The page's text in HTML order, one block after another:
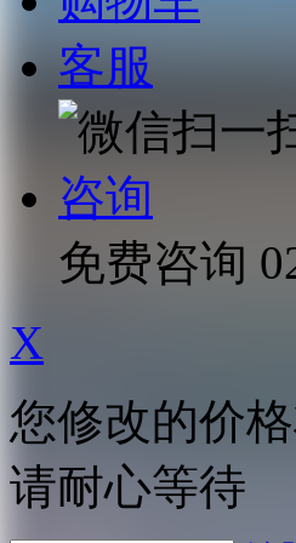
客服
咨询
免费咨询
X
您修改的价
请耐心等待